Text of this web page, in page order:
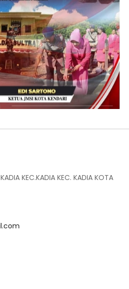
KEC.KADIA KEC. KADIA KOTA